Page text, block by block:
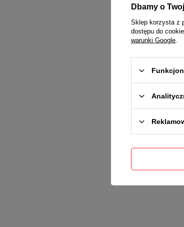
Dbamy o
Sklep korzysta z
dostępu do
warunki Google